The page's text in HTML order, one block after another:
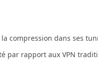
compression dans ses
par rapport aux VPN